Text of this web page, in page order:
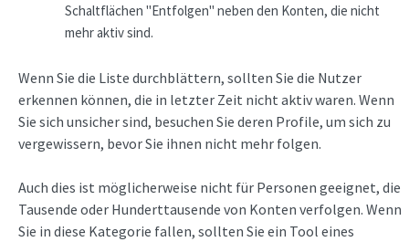
Schaltflächen "Entfolgen" neben den Konten, die nicht
mehr aktiv sind.
Wenn Sie die Liste durchblättern, sollten Sie die Nutzer
erkennen können, die in letzter Zeit nicht aktiv waren. Wenn
Sie sich unsicher sind, besuchen Sie deren Profile, um sich zu
vergewissern, bevor Sie ihnen nicht mehr folgen.
Auch dies ist möglicherweise nicht für Personen geeignet, die
Tausende oder Hunderttausende von Konten verfolgen. Wenn
Sie in diese Kategorie fallen, sollten Sie ein Tool eines